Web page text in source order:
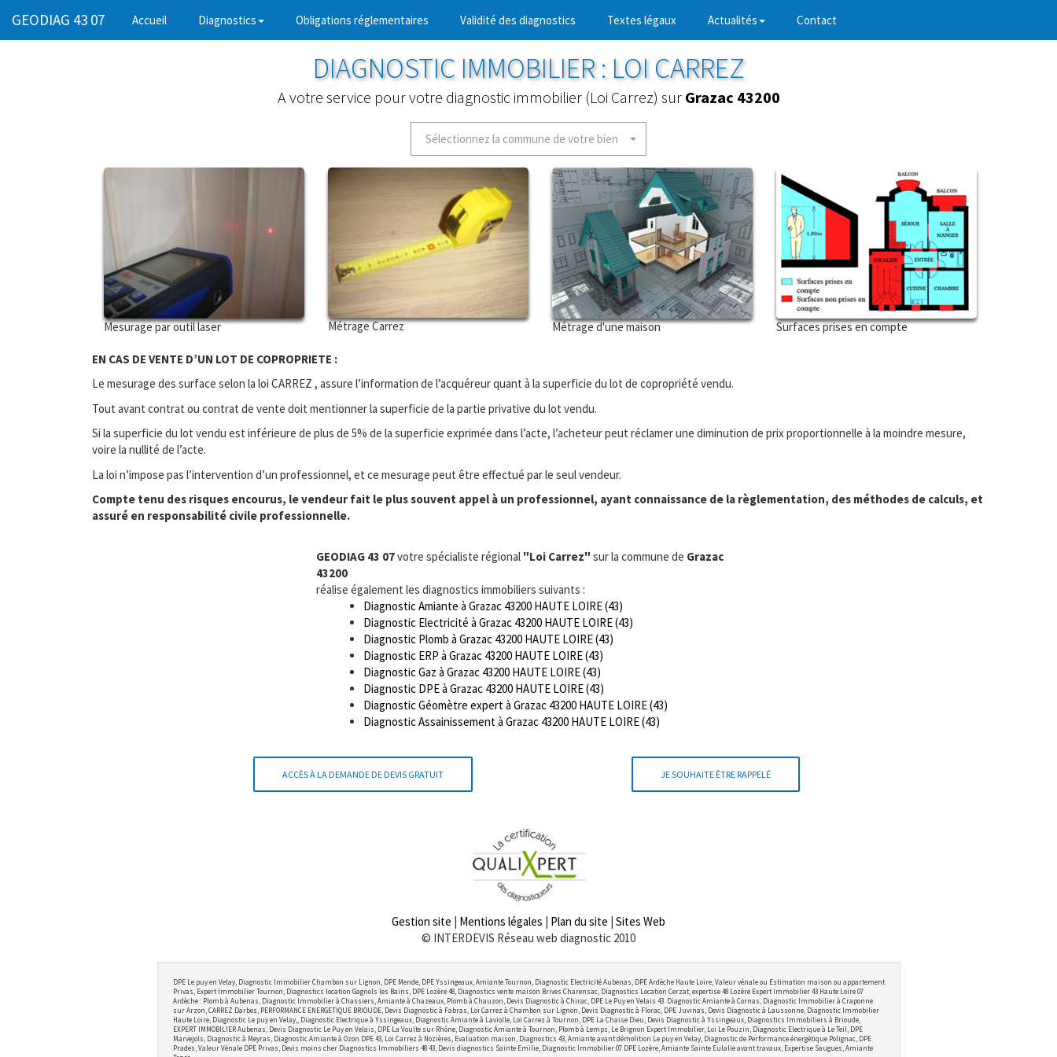
GEODIAG 43 07 Accueil (current)Diagnostics Obligations réglementaires Validité des diagnostics Textes légaux Actualités Contact
DIAGNOSTIC IMMOBILIER : LOI CARREZ
A votre service pour votre diagnostic immobilier (Loi Carrez) sur Grazac 43200
Sélectionnez la commune de votre bien
Mesurage par outil laser Métrage Carrez Métrage d'une maison Surfaces prises en compte
EN CAS DE VENTE D’UN LOT DE COPROPRIETE :
Le mesurage des surface selon la loi CARREZ , assure l’information de l’acquéreur quant à la superficie du lot de copropriété vendu.
Tout avant contrat ou contrat de vente doit mentionner la superficie de la partie privative du lot vendu.
Si la superficie du lot vendu est inférieure de plus de 5% de la superficie exprimée dans l’acte, l’acheteur peut réclamer une diminution de prix proportionnelle à la moindre mesure,
voire la nullité de l’acte.
La loi n’impose pas l’intervention d’un professionnel, et ce mesurage peut être effectué par le seul vendeur.
Compte tenu des risques encourus, le vendeur fait le plus souvent appel à un professionnel, ayant connaissance de la règlementation, des méthodes de calculs, et
assuré en responsabilité civile professionnelle.
GEODIAG 43 07votre spécialiste régional "Loi Carrez" sur la commune de Grazac
43200
réalise également les diagnostics immobiliers suivants :
Diagnostic Amiante à Grazac 43200 HAUTE LOIRE (43)
Diagnostic Electricité à Grazac 43200 HAUTE LOIRE (43)
Diagnostic Plomb à Grazac 43200 HAUTE LOIRE (43)
Diagnostic ERP à Grazac 43200 HAUTE LOIRE (43)
Diagnostic Gaz à Grazac 43200 HAUTE LOIRE (43)
Diagnostic DPE à Grazac 43200 HAUTE LOIRE (43)
Diagnostic Géomètre expert à Grazac 43200 HAUTE LOIRE (43)
Diagnostic Assainissement à Grazac 43200 HAUTE LOIRE (43)
ACCÈS À LA DEMANDE DE DEVIS GRATUIT JE SOUHAITE ÊTRE RAPPELÉ
Gestion site | Mentions légales | Plan du site | Sites Web
© INTERDEVIS Réseau web diagnostic 2010
DPE Le puy en Velay, Diagnostic Immobilier Chambon sur Lignon, DPE Mende, DPE Yssingeaux, Amiante Tournon, Diagnostic Electricité Aubenas, DPE Ardèche Haute Loire, Valeur vénale ou Estimation maison ou appartement
Privas, Expert Immobilier Tournon, Diagnostics location Gagnols les Bains, DPE Lozère 48, Diagnostics vente maison Brives Charensac, Diagnostics Location Cerzat, expertise 48 Lozère Expert Immobilier 43 Haute Loire 07
Ardèche : Plomb à Aubenas, Diagnostic Immobilier à Chassiers, Amiante à Chazeaux, Plomb à Chauzon, Devis Diagnostic à Chirac, DPE Le Puy en Velais 43. Diagnostic Amiante à Cornas, Diagnostic Immobilier à Craponne
sur Arzon, CARREZ Darbes, PERFORMANCE ENERGETIQUE BRIOUDE, Devis Diagnostic à Fabras, Loi Carrez à Chambon sur Lignon, Devis Diagnostic à Florac, DPE Juvinas, Devis Diagnostic à Laussonne, Diagnostic Immobilier
Haute Loire, Diagnostic Le puy en Velay,, Diagnostic Electrique à Yssingeaux, Diagnostic Amiante à Laviolle, Loi Carrez à Tournon, DPE La Chaise Dieu, Devis Diagnostic à Yssingeaux, Diagnostics Immobiliers à Brioude,
EXPERT IMMOBILIER Aubenas, Devis Diagnostic Le Puy en Velais, DPE La Voulte sur Rhône, Diagnostic Amiante à Tournon, Plomb à Lemps, Le Brignon Expert Immobilier, Loi Le Pouzin, Diagnostic Electrique à Le Teil, DPE
Marvejols, Diagnostic à Meyras, Diagnostic Amiante à Ozon DPE 43, Loi Carrez à Nozières, Evaluation maison, Diagnostics 43, Amiante avant démolition Le puy en Velay, Diagnostic de Performance énergétique Polignac, DPE
Prades, Valeur Vénale DPE Privas, Devis moins cher Diagnostics Immobiliers 48 43, Devis diagnostics Sainte Emilie, Diagnostic Immobilier 07 DPE Lozère, Amiante Sainte Eulalie avant travaux, Expertise Saugues, Amiante